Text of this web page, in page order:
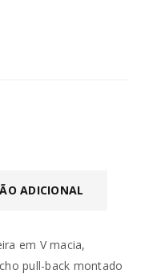
ADICIONAL
em V macia,
pull-back montado